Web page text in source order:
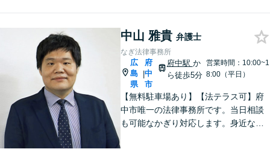
中山 雅貴 弁護士
なぎ法律事務所
広
島
県
|
府
中
市
府中駅 か
ら徒歩5分
営業時間：10:00~1
8:00（平日）
【無料駐車場あり】【法テラス可】府
中市唯一の法律事務所です。当日相談
も可能なかぎり対応します。身近な相